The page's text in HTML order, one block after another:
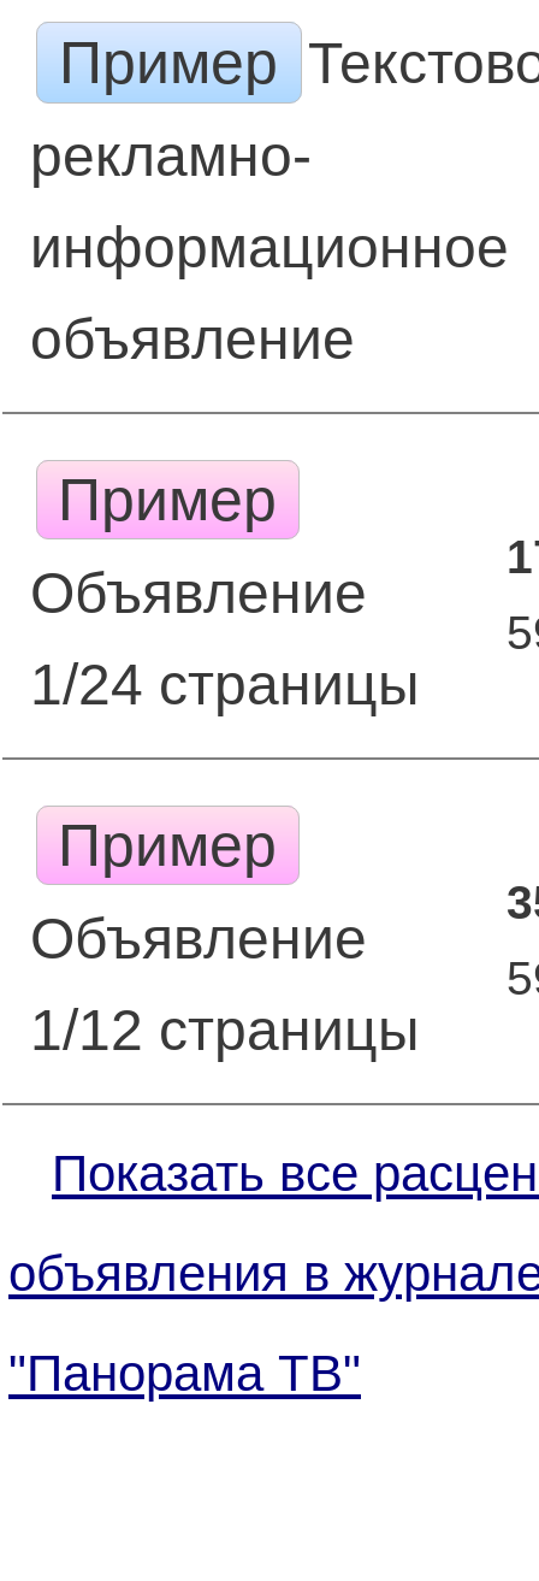
Пример
рекламно-
информационное
объявление
Пример
Объявление
1/24 страницы
Пример
Объявление
1/12 страницы
Показать все
объявления в
"Панорама ТВ"